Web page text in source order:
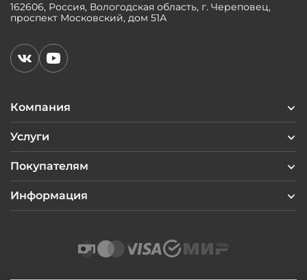
Компания
Услуги
Покупателям
Информация
162606, Россия, Вологодская область, г. Череповец,
проспект Московский, дом 51А